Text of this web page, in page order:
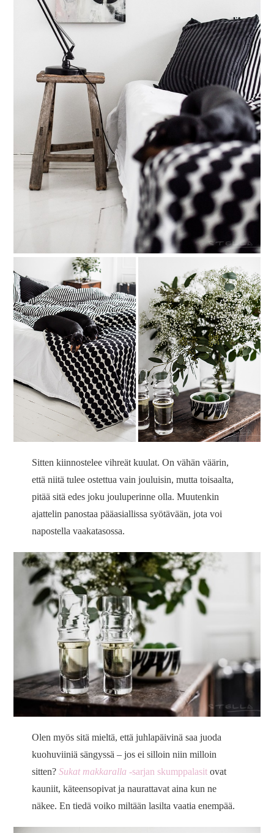
Sitten kiinnostelee vihreät kuulat. On vähän väärin,
että niitä tulee ostettua vain jouluisin, mutta toisaalta,
pitää sitä edes joku jouluperinne olla. Muutenkin
ajattelin panostaa pääasiallissa syötävään, jota voi
napostella vaakatasossa.
Olen myös sitä mieltä, että juhlapäivinä saa juoda
kuohuviiniä sängyssä – jos ei silloin niin milloin
sitten?Sukat makkaralla -sarjan skumppalasit ovat
kauniit, käteensopivat ja naurattavat aina kun ne
näkee. En tiedä voiko miltään lasilta vaatia enempää.